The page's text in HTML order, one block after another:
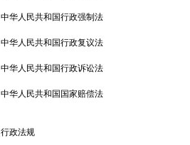
中华人民共和国行政强制法
中华人民共和国行政复议法
中华人民共和国行政诉讼法
中华人民共和国国家赔偿法
行政法规